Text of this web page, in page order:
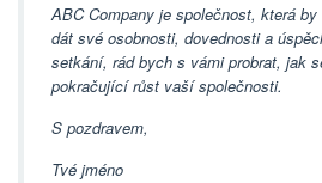
ABC Company je společnost, která
dát své osobnosti, dovednosti a
setkání, rád bych s vámi probrat, jak
pokračující růst vaší společnosti.
S pozdravem,
Tvé jméno